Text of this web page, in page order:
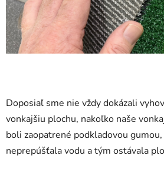
Doposiaľ sme nie vždy dokázali
vonkajšiu plochu, nakoľko naše
boli zaopatrené podkladovou
neprepúšťala vodu a tým ostávala